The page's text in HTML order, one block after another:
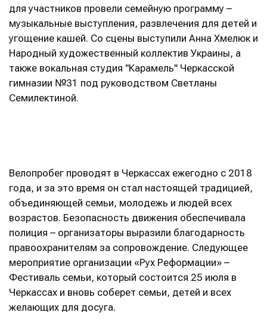
для участников провели семейную программу –
музыкальные выступления, развлечения для детей и
угощение кашей. Со сцены выступили Анна Хмелюк и
Народный художественный коллектив Украины, а
также вокальная студия "Карамель" Черкасской
гимназии №31 под руководством Светланы
Семилектиной.
Велопробег проводят в Черкассах ежегодно с 2018
года, и за это время он стал настоящей традицией,
объединяющей семьи, молодежь и людей всех
возрастов. Безопасность движения обеспечивала
полиция – организаторы выразили благодарность
правоохранителям за сопровождение. Следующее
мероприятие организации «Рух Реформации» –
Фестиваль семьи, который состоится 25 июля в
Черкассах и вновь соберет семьи, детей и всех
желающих для досуга.